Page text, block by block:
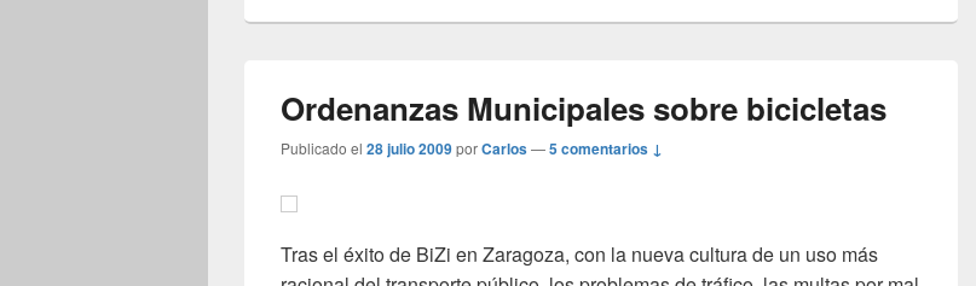
Ordenanzas Municipales sobre bicicletas
Publicado el 28 julio 2009porCarlos—5 comentarios ↓
Tras el éxito de BiZi en Zaragoza, con la nueva cultura de un uso más